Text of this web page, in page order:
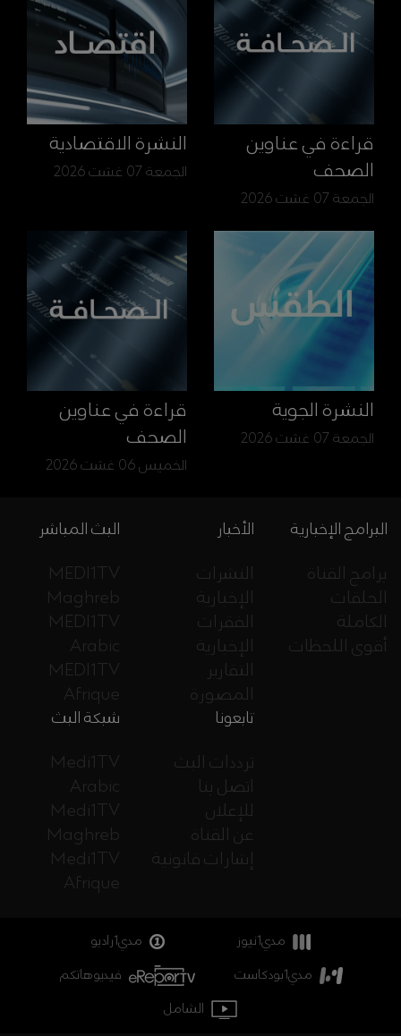
قراءة في عناوين
الصحف
الجمعة 07 غشت 2026
النشرة الاقتصادية
الجمعة 07 غشت 2026
النشرة الجوية
الجمعة 07 غشت 2026
قراءة في عناوين
الصحف
الخميس 06 غشت 2026
البث المباشر
MEDI1TV
Maghreb
MEDI1TV
Arabic
MEDI1TV
Afrique
الأخبار
النشرات
الإخبارية
الفقرات
الإخبارية
التقارير
المصورة
البرامج الإخبارية
برامج القناة
الحلقات
الكاملة
أقوى اللحظات
شبكة البث
Medi1TV
Arabic
Medi1TV
Maghreb
Medi1TV
Afrique
تابعونا
ترددات البث
اتصل بنا
للإعلان
عن القناة
إشارات قانونية
مدي1نيوز
مدي1راديو
مدي1بودكاست
فيديوهاتكم
الشامل